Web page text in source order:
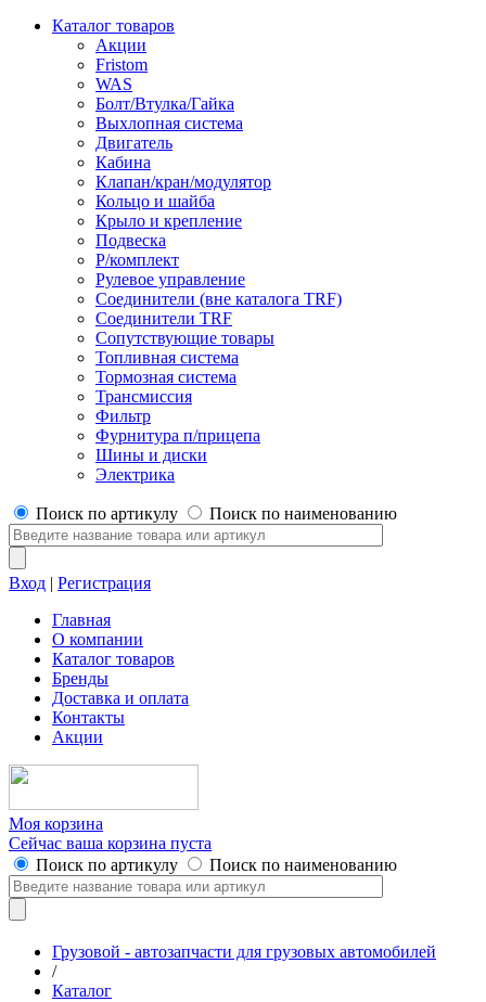
Каталог товаров
Акции
Fristom
WAS
Болт/Втулка/Гайка
Выхлопная система
Двигатель
Кабина
Клапан/кран/модулятор
Кольцо и шайба
Крыло и крепление
Подвеска
Р/комплект
Рулевое управление
Соединители (вне каталога TRF)
Соединители TRF
Сопутствующие товары
Топливная система
Тормозная система
Трансмиссия
Фильтр
Фурнитура п/прицепа
Шины и диски
Электрика
Поиск по артикулу Поиск по наименованию
Вход | Регистрация
Главная
О компании
Каталог товаров
Бренды
Доставка и оплата
Контакты
Акции
Моя корзина
Сейчас ваша корзина пуста
Поиск по артикулу
Поиск по наименованию
Грузовой - автозапчасти для грузовых автомобилей
/
Каталог